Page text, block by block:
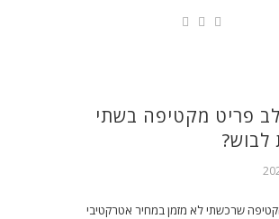
פריט מקטיפה בשתי
לבוש?
שרכשתי לא מזמן במחיר אטרקטיבי